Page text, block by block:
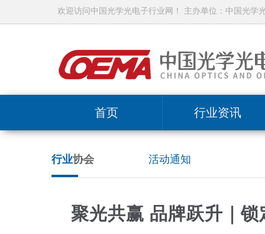
欢迎访问中国光学光电子行业网！ 主办单位：中国光学
首页 行业资讯
行业协会 活动通知
聚光共赢 品牌跃升｜